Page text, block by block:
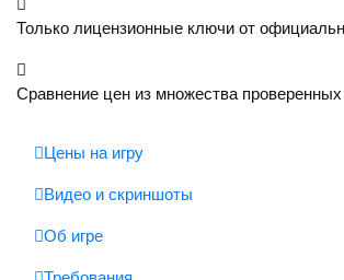
Только лицензионные ключи от
Сравнение цен из множества проверенных
Цены на игру
Видео и скриншоты
Об игре